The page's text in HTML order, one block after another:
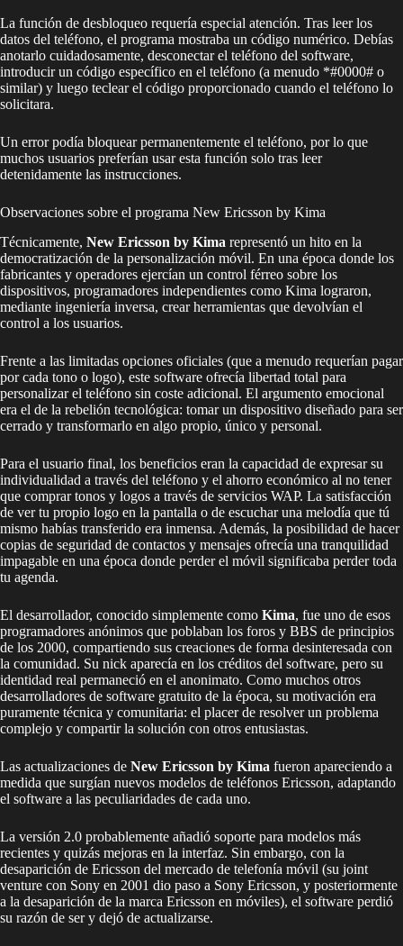
La función de desbloqueo requería especial atención. Tras leer los
datos del teléfono, el programa mostraba un código numérico. Debías
anotarlo cuidadosamente, desconectar el teléfono del software,
introducir un código específico en el teléfono (a menudo *#0000# o
similar) y luego teclear el código proporcionado cuando el teléfono lo
solicitara.
Un error podía bloquear permanentemente el teléfono, por lo que
muchos usuarios preferían usar esta función solo tras leer
detenidamente las instrucciones.
Observaciones sobre el programa New Ericsson by Kima
Técnicamente, New Ericsson by Kima representó un hito en la
democratización de la personalización móvil. En una época donde los
fabricantes y operadores ejercían un control férreo sobre los
dispositivos, programadores independientes como Kima lograron,
mediante ingeniería inversa, crear herramientas que devolvían el
control a los usuarios.
Frente a las limitadas opciones oficiales (que a menudo requerían pagar
por cada tono o logo), este software ofrecía libertad total para
personalizar el teléfono sin coste adicional. El argumento emocional
era el de la rebelión tecnológica: tomar un dispositivo diseñado para ser
cerrado y transformarlo en algo propio, único y personal.
Para el usuario final, los beneficios eran la capacidad de expresar su
individualidad a través del teléfono y el ahorro económico al no tener
que comprar tonos y logos a través de servicios WAP. La satisfacción
de ver tu propio logo en la pantalla o de escuchar una melodía que tú
mismo habías transferido era inmensa. Además, la posibilidad de hacer
copias de seguridad de contactos y mensajes ofrecía una tranquilidad
impagable en una época donde perder el móvil significaba perder toda
tu agenda.
El desarrollador, conocido simplemente como Kima, fue uno de esos
programadores anónimos que poblaban los foros y BBS de principios
de los 2000, compartiendo sus creaciones de forma desinteresada con
la comunidad. Su nick aparecía en los créditos del software, pero su
identidad real permaneció en el anonimato. Como muchos otros
desarrolladores de software gratuito de la época, su motivación era
puramente técnica y comunitaria: el placer de resolver un problema
complejo y compartir la solución con otros entusiastas.
Las actualizaciones de New Ericsson by Kima fueron apareciendo a
medida que surgían nuevos modelos de teléfonos Ericsson, adaptando
el software a las peculiaridades de cada uno.
La versión 2.0 probablemente añadió soporte para modelos más
recientes y quizás mejoras en la interfaz. Sin embargo, con la
desaparición de Ericsson del mercado de telefonía móvil (su joint
venture con Sony en 2001 dio paso a Sony Ericsson, y posteriormente
a la desaparición de la marca Ericsson en móviles), el software perdió
su razón de ser y dejó de actualizarse.